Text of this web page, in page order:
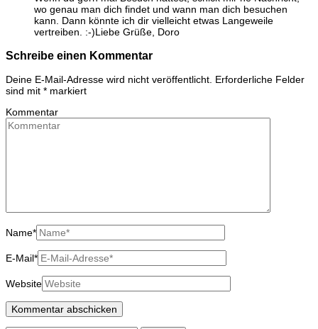
wo genau man dich findet und wann man dich besuchen
kann. Dann könnte ich dir vielleicht etwas Langeweile
vertreiben. :-)Liebe Grüße, Doro
Schreibe einen Kommentar
Deine E-Mail-Adresse wird nicht veröffentlicht. Erforderliche Felder
sind mit * markiert
Kommentar
Name*
E-Mail*
Website